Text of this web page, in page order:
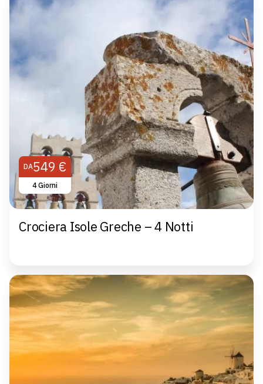
DA549 €
4 Giorni
Crociera Isole Greche – 4 Notti